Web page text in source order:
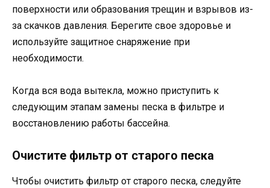
поверхности или образования трещин и взрывов из-
за скачков давления. Берегите свое здоровье и
используйте защитное снаряжение при
необходимости.
Когда вся вода вытекла, можно приступить к
следующим этапам замены песка в фильтре и
восстановлению работы бассейна.
Очистите фильтр от старого песка
Чтобы очистить фильтр от старого песка, следуйте